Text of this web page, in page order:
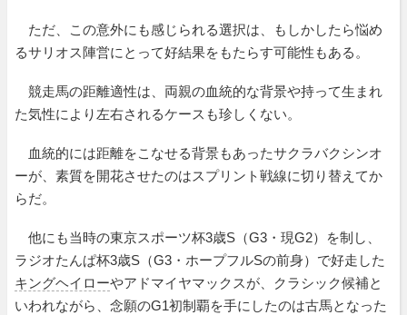
ただ、この意外にも感じられる選択は、もしかしたら悩め
るサリオス陣営にとって好結果をもたらす可能性もある。
競走馬の距離適性は、両親の血統的な背景や持って生まれ
た気性により左右されるケースも珍しくない。
血統的には距離をこなせる背景もあったサクラバクシンオ
ーが、素質を開花させたのはスプリント戦線に切り替えてか
らだ。
他にも当時の東京スポーツ杯3歳S（G3・現G2）を制し、
ラジオたんぱ杯3歳S（G3・ホープフルSの前身）で好走した
キングヘイローやアドマイヤマックスが、クラシック候補と
いわれながら、念願のG1初制覇を手にしたのは古馬となった